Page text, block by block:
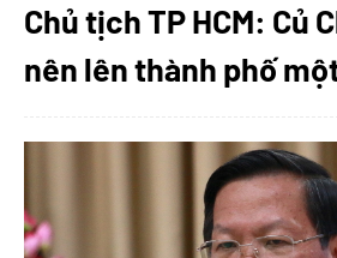
Chủ tịch TP HCM: Củ
nên lên thành phố